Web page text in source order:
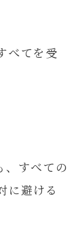
てを受
、すべての
に避ける